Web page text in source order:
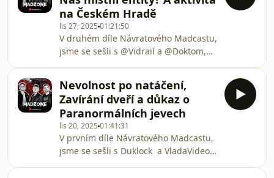
samotném Podzemí? Rozebereme
naše pocity, vtipné momenty ale a i ty
které nám nebyli vůbec příjemné.Jaké
pocity či momenty máte Vy z druhého
dílu? Podělte se s námi v komentáři.►
Na našem Instagramu probíhá
Návratová soutěž o něc
na Českém Hradě
lis 27, 2025 01:21:50
V druhém díle Návratového Madcastu,
jsme se sešli s ‪@Vidrail‬ a ‪@Doktom‬,
opuštěném dole Kateřina. Poplach v
areálu, pamatují si Nás místní entity?
A aktivita na Českém Hradě? A největší
aktivita na Českém Hradě?
Rozebereme naše pocity, vtipné
momenty ale a i ty které nám nebyli
vůbec příjemné.Jaké pocity či
Nevolnost po natáčení,
Zavírání dveří a důkaz o
Paranormálních jevech
lis 20, 2025 01:41:31
V prvním díle Návratového Madcastu,
jsme se sešli s Duklock a VladaVideos,